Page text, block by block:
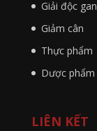
Giải độc gan
Giảm cân
Thực phẩm
Dược phẩm
LIÊN KẾT